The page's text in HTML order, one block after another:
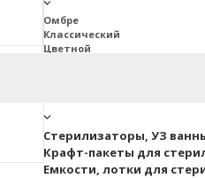
Омбре
Классический
Цветной
Стерилизаторы, УЗ
Крафт-пакеты для
Емкости, лотки для